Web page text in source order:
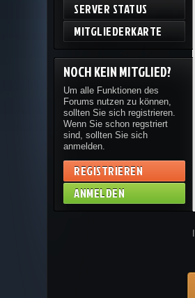
SERVER STATUS
MITGLIEDERKARTE
NOCH KEIN MITGLIED?
Um alle Funktionen des
Forums nutzen zu können,
sollten Sie sich registrieren.
Wenn Sie schon regstriert
sind, sollten Sie sich
anmelden.
REGISTRIEREN
ANMELDEN